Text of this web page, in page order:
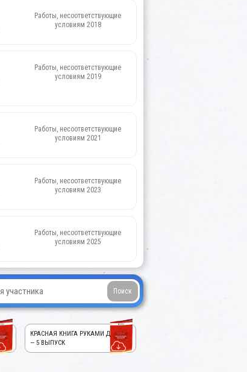
Работы, несоответствующие
условиям 2018
Работы, несоответствующие
условиям 2019
Работы, несоответствующие
условиям 2021
Работы, несоответствующие
условиям 2023
Работы, несоответствующие
условиям 2025
КРАСНАЯ КНИГА РУКАМИ ДЕТЕЙ!
— 5 ВЫПУСК